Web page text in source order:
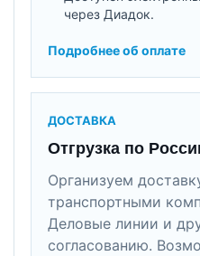
через Диадок.
Подробнее об оплате
ДОСТАВКА
Отгрузка по
Организуем
транспортными
Деловые линии и
согласованию.